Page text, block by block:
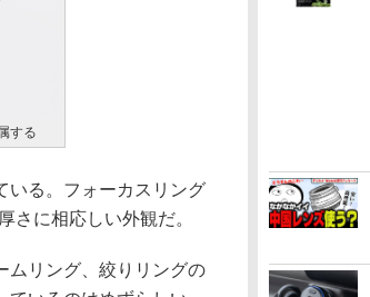
する
る。フォーカスリング
さに相応しい外観だ。
リング、絞りリングの